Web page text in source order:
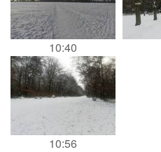
10:40
10:56